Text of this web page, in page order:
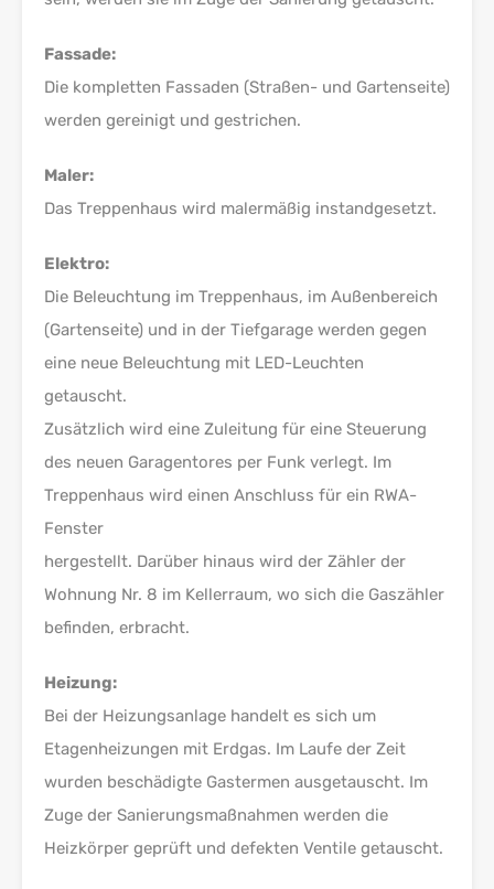
Fassade:
Die kompletten Fassaden (Straßen- und Gartenseite)
werden gereinigt und gestrichen.
Maler:
Das Treppenhaus wird malermäßig instandgesetzt.
Elektro:
Die Beleuchtung im Treppenhaus, im Außenbereich
(Gartenseite) und in der Tiefgarage werden gegen
eine neue Beleuchtung mit LED-Leuchten
getauscht.
Zusätzlich wird eine Zuleitung für eine Steuerung
des neuen Garagentores per Funk verlegt. Im
Treppenhaus wird einen Anschluss für ein RWA-
Fenster
hergestellt. Darüber hinaus wird der Zähler der
Wohnung Nr. 8 im Kellerraum, wo sich die Gaszähler
befinden, erbracht.
Heizung:
Bei der Heizungsanlage handelt es sich um
Etagenheizungen mit Erdgas. Im Laufe der Zeit
wurden beschädigte Gastermen ausgetauscht. Im
Zuge der Sanierungsmaßnahmen werden die
Heizkörper geprüft und defekten Ventile getauscht.